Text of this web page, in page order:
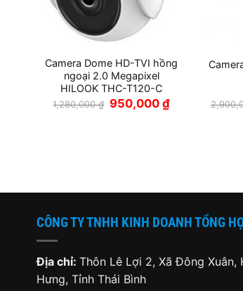
Camera Dome HD-TVI hồng
ngoại 2.0 Megapixel
HILOOK THC-T120-C
1,280,000₫ Giá
gốc
950,000₫Giá
CÔNG TY TNHH KINH DOANH TỔNG
Địa chỉ: Thôn Lê Lợi 2, Xã Đông Xuân,
Hưng, Tỉnh Thái Bình